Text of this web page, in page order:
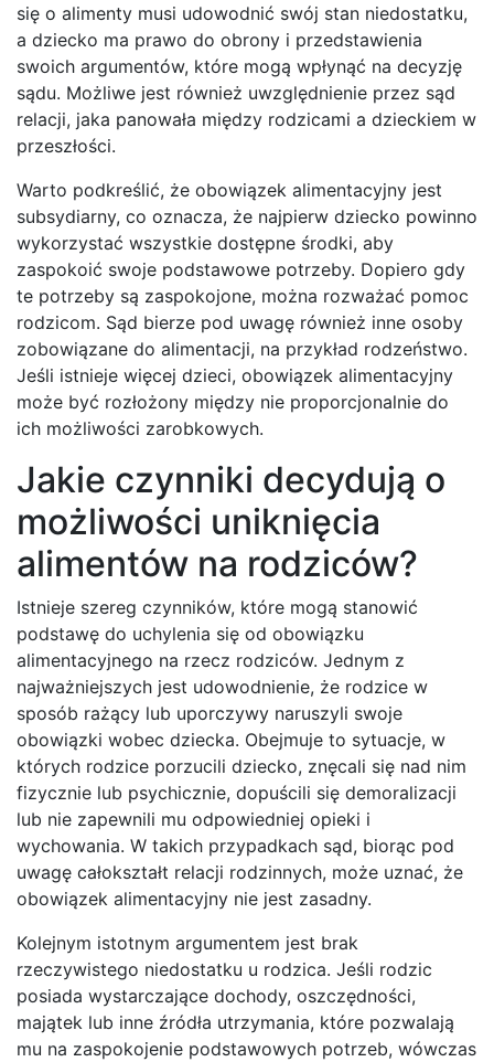
się o alimenty musi udowodnić swój stan niedostatku,
a dziecko ma prawo do obrony i przedstawienia
swoich argumentów, które mogą wpłynąć na decyzję
sądu. Możliwe jest również uwzględnienie przez sąd
relacji, jaka panowała między rodzicami a dzieckiem w
przeszłości.
Warto podkreślić, że obowiązek alimentacyjny jest
subsydiarny, co oznacza, że najpierw dziecko powinno
wykorzystać wszystkie dostępne środki, aby
zaspokoić swoje podstawowe potrzeby. Dopiero gdy
te potrzeby są zaspokojone, można rozważać pomoc
rodzicom. Sąd bierze pod uwagę również inne osoby
zobowiązane do alimentacji, na przykład rodzeństwo.
Jeśli istnieje więcej dzieci, obowiązek alimentacyjny
może być rozłożony między nie proporcjonalnie do
ich możliwości zarobkowych.
Jakie czynniki decydują o
możliwości uniknięcia
alimentów na rodziców?
Istnieje szereg czynników, które mogą stanowić
podstawę do uchylenia się od obowiązku
alimentacyjnego na rzecz rodziców. Jednym z
najważniejszych jest udowodnienie, że rodzice w
sposób rażący lub uporczywy naruszyli swoje
obowiązki wobec dziecka. Obejmuje to sytuacje, w
których rodzice porzucili dziecko, znęcali się nad nim
fizycznie lub psychicznie, dopuścili się demoralizacji
lub nie zapewnili mu odpowiedniej opieki i
wychowania. W takich przypadkach sąd, biorąc pod
uwagę całokształt relacji rodzinnych, może uznać, że
obowiązek alimentacyjny nie jest zasadny.
Kolejnym istotnym argumentem jest brak
rzeczywistego niedostatku u rodzica. Jeśli rodzic
posiada wystarczające dochody, oszczędności,
majątek lub inne źródła utrzymania, które pozwalają
mu na zaspokojenie podstawowych potrzeb, wówczas